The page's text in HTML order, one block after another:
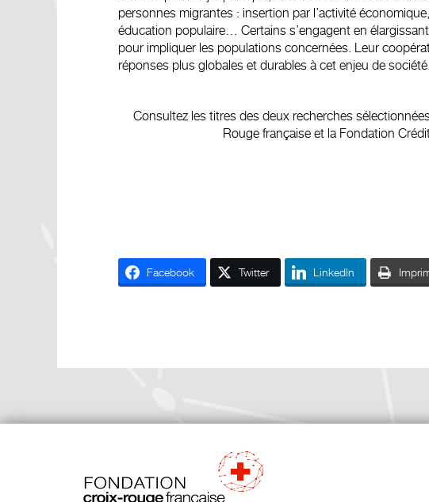
personnes migrantes : insertion par l’activité
éducation populaire… Certains s’engagent en
pour impliquer les populations concernées. Leur
réponses plus globales et durables à cet enjeu de société.
Consultez les titres des deux recherches
Rouge française et la Fondation
Facebook Twitter LinkedIn